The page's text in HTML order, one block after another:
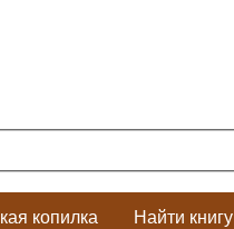
копилка Найти книгу